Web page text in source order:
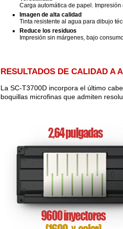
Carga automática de papel. Impresión
Imagen de alta calidad
Tinta resistente al agua para dibujo
Reduce los residuos
Impresión sin márgenes, bajo
RESULTADOS DE CALIDAD A
La SC-T3700D incorpora el último
boquillas microfinas que admiten